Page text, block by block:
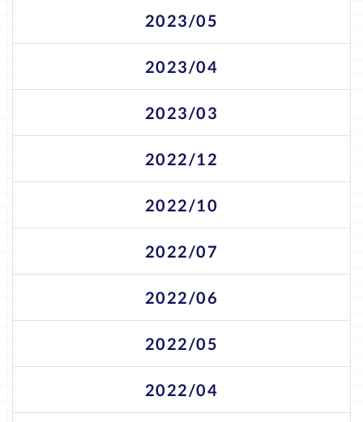
2023/05
2023/04
2023/03
2022/12
2022/10
2022/07
2022/06
2022/05
2022/04